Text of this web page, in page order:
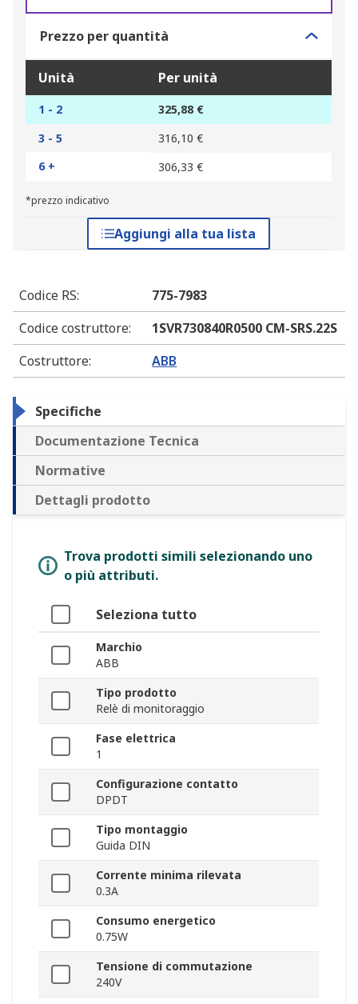
Prezzo per quantità
Unità Per unità
1 - 2
325,88 €
3 - 5
316,10 €
6 +
306,33 €
*prezzo indicativo
Aggiungi alla tua lista
Codice RS:
775-7983
Codice costruttore:
1SVR730840R0500 CM-SRS.22S
Costruttore: ABB
Specifiche
Documentazione Tecnica
Normative
Dettagli prodotto
Trova prodotti simili selezionando uno
o più attributi.
Seleziona tutto
Marchio
ABB
Tipo prodotto
Relè di monitoraggio
Fase elettrica
1
Configurazione contatto
DPDT
Tipo montaggio
Guida DIN
Corrente minima rilevata
0.3A
Consumo energetico
0.75W
Tensione di commutazione
240V